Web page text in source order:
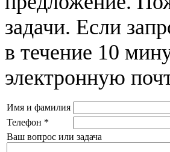
задачи. Если
в течение 10
электронную
Имя и фамилия
Телефон *
Ваш вопрос или задача